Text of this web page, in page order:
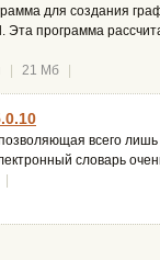
для создания
Эта программа
21 Мб
всего
словарь